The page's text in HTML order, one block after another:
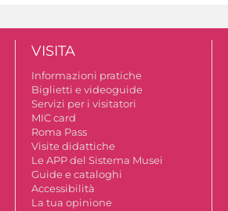
VISITA
Informazioni pratiche
Biglietti e videoguide
Servizi per i visitatori
MIC card
Roma Pass
Visite didattiche
Le APP del Sistema Musei
Guide e cataloghi
Accessibilità
La tua opinione